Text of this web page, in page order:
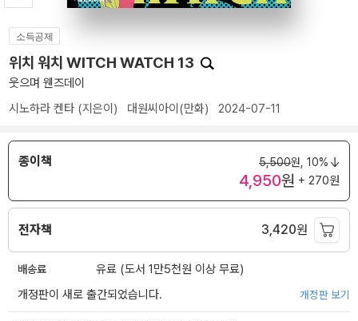
소득공제
위치 워치 WITCH WATCH 13
웃으며 웬즈데이
시노하라 켄타 (지은이) 대원씨아이(만화) 2024-07-11
종이책 5,500원, 10%
4,950원 + 270원
전자책 3,420원
배송료
유료 (도서 1만5천원 이상 무료)
개정판이 새로 출간되었습니다.
개정판 보기